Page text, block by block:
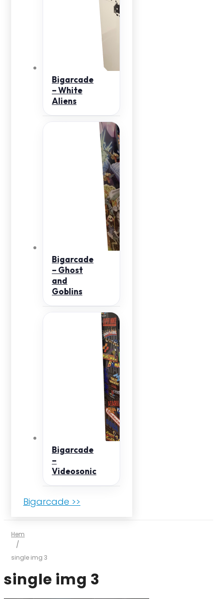
Bigarcade
– White
Aliens
Bigarcade
– Ghost
and
Goblins
Bigarcade
–
Videosonic
Bigarcade >>
Hem
/
single img 3
single img 3